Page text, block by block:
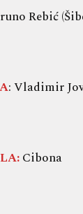
Rebić
: Vladimir
Cibona